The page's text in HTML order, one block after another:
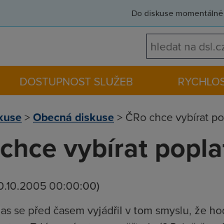
Do diskuse
DOSTUPNOST SLUŽEB
>Obecná diskuse> ČRo chce vybírat
vybírat
00:00:00)
se před časem vyjádřil v tom smyslu, že